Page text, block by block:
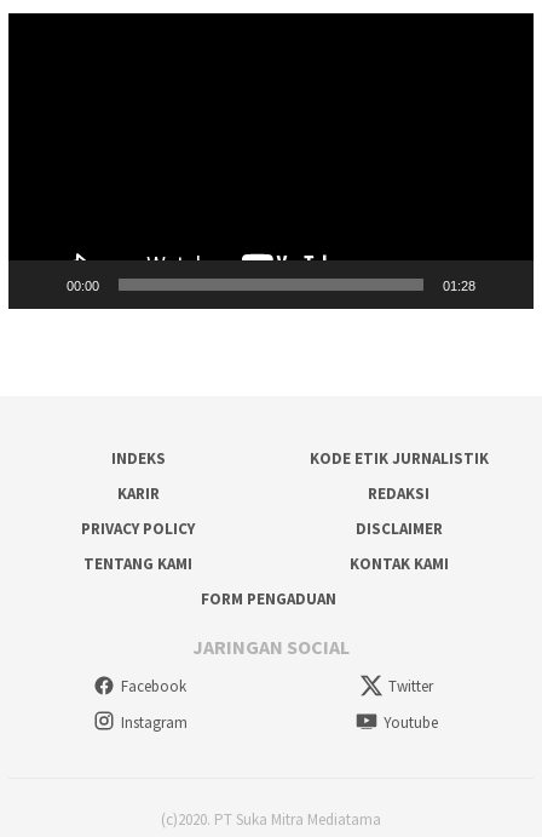
00:00 01:28
INDEKS
KODE ETIK JURNALISTIK
KARIR
REDAKSI
PRIVACY POLICY
DISCLAIMER
TENTANG KAMI
KONTAK KAMI
FORM PENGADUAN
JARINGAN SOCIAL
Facebook
Twitter
Instagram
Youtube
(c)2020. PT Suka Mitra Mediatama